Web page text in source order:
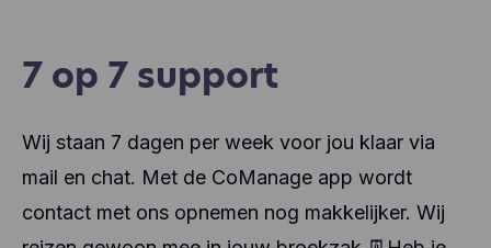
7 op 7 support
Wij staan 7 dagen per week voor jou klaar via
mail en chat. Met de CoManage app wordt
contact met ons opnemen nog makkelijker. Wij